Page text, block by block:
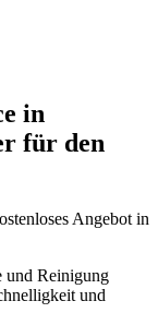
in
für den
Angebot in
und Reinigung
und